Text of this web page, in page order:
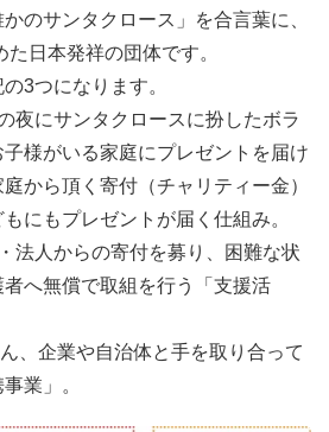
のサンタクロース」を合言葉に、
日本発祥の団体です。
3つになります。
夜にサンタクロースに扮したボラ
様がいる家庭にプレゼントを届け
から頂く寄付（チャリティー金）
にもプレゼントが届く仕組み。
法人からの寄付を募り、困難な状
へ無償で取組を行う「支援活
、企業や自治体と手を取り合って
業」。